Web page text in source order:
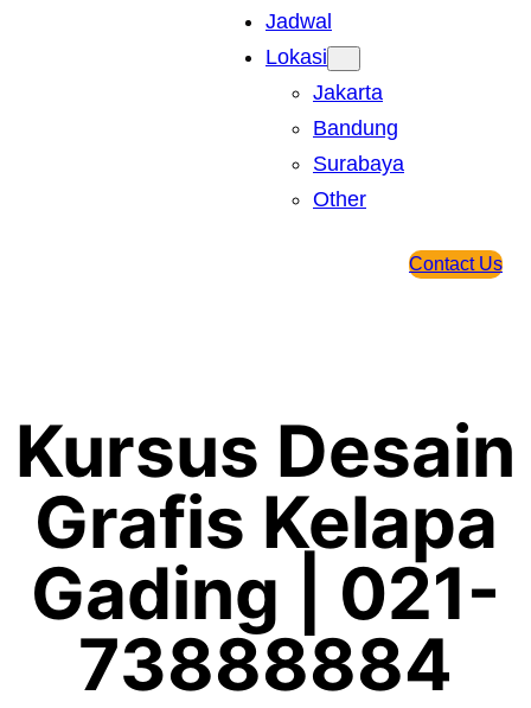
Jadwal
Lokasi
Jakarta
Bandung
Surabaya
Other
Contact Us
Kursus Desain
Grafis Kelapa
Gading | 021-
73888884